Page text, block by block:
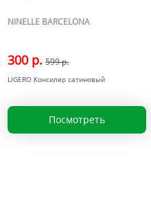
NINELLE BARCELONA
300 р. 599 р.
LIGERO Консилер сатиновый
Посмотреть